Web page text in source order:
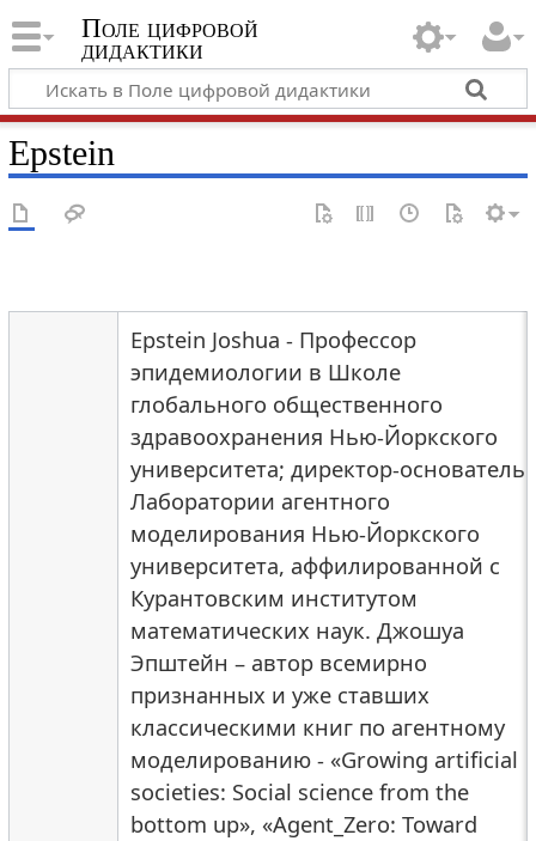
Поле цифровой
дидактики
Epstein
Epstein Joshua - Профессор
эпидемиологии в Школе
глобального общественного
здравоохранения Нью-Йоркского
университета; директор-основатель
Лаборатории агентного
моделирования Нью-Йоркского
университета, аффилированной с
Курантовским институтом
математических наук. Джошуа
Эпштейн – автор всемирно
признанных и уже ставших
классическими книг по агентному
моделированию - «Growing artificial
societies: Social science from the
bottom up», «Agent_Zero: Toward